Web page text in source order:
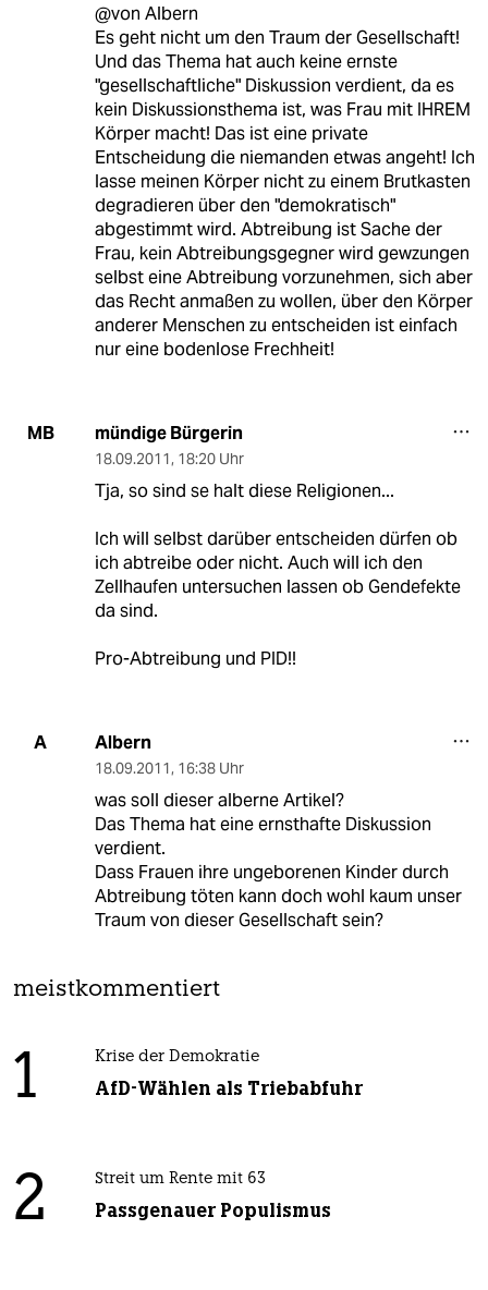
@von Albern
Es geht nicht um den Traum der Gesellschaft!
Und das Thema hat auch keine ernste
"gesellschaftliche" Diskussion verdient, da es
kein Diskussionsthema ist, was Frau mit IHREM
Körper macht! Das ist eine private
Entscheidung die niemanden etwas angeht! Ich
lasse meinen Körper nicht zu einem Brutkasten
degradieren über den "demokratisch"
abgestimmt wird. Abtreibung ist Sache der
Frau, kein Abtreibungsgegner wird gewzungen
selbst eine Abtreibung vorzunehmen, sich aber
das Recht anmaßen zu wollen, über den Körper
anderer Menschen zu entscheiden ist einfach
nur eine bodenlose Frechheit!
MB mündige Bürgerin
18.09.2011, 18:20 Uhr
Tja, so sind se halt diese Religionen...
Ich will selbst darüber entscheiden dürfen ob
ich abtreibe oder nicht. Auch will ich den
Zellhaufen untersuchen lassen ob Gendefekte
da sind.
Pro-Abtreibung und PID!!
A Albern
18.09.2011, 16:38 Uhr
was soll dieser alberne Artikel?
Das Thema hat eine ernsthafte Diskussion
verdient.
Dass Frauen ihre ungeborenen Kinder durch
Abtreibung töten kann doch wohl kaum unser
Traum von dieser Gesellschaft sein?
meistkommentiert
1 Krise der Demokratie
AfD-Wählen als Triebabfuhr
2 Streit um Rente mit 63
Passgenauer Populismus